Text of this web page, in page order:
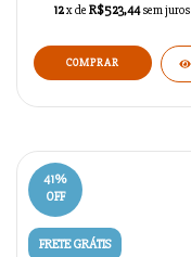
12x de R$523,44 sem juros
41%
OFF
FRETE GRÁTIS